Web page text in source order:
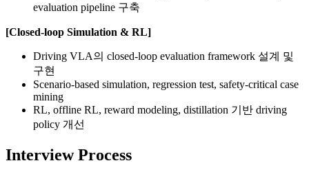
evaluation pipeline 구축
[Closed-loop Simulation & RL]
Driving VLA의 closed-loop evaluation framework 설계 및
구현
Scenario-based simulation, regression test, safety-critical case
mining
RL, offline RL, reward modeling, distillation 기반 driving
policy 개선
Interview Process